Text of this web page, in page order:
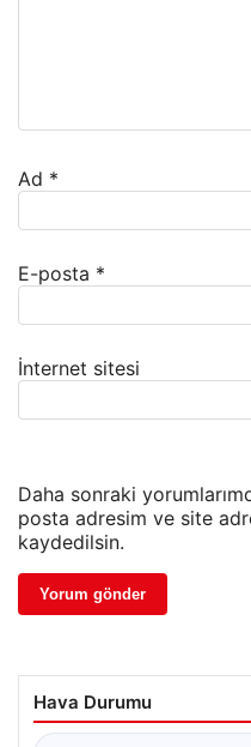
Ad *
E-posta *
İnternet sitesi
Daha sonraki
posta adresim ve site
kaydedilsin.
Hava Durumu